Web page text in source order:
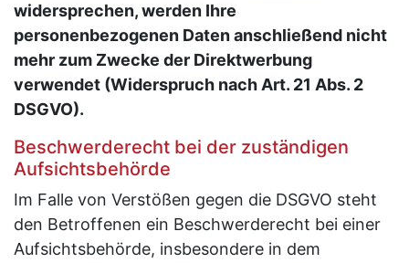
widersprechen, werden Ihre
personenbezogenen Daten anschließend nicht
mehr zum Zwecke der Direktwerbung
verwendet (Widerspruch nach Art. 21 Abs. 2
DSGVO).
Beschwerderecht bei der zuständigen
Aufsichtsbehörde
Im Falle von Verstößen gegen die DSGVO steht
den Betroffenen ein Beschwerderecht bei einer
Aufsichtsbehörde, insbesondere in dem